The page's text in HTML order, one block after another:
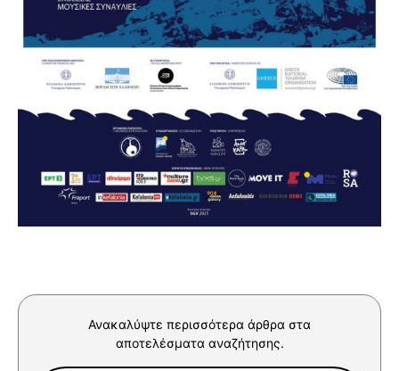
Ανακαλύψτε περισσότερα άρθρα στα
αποτελέσματα αναζήτησης.